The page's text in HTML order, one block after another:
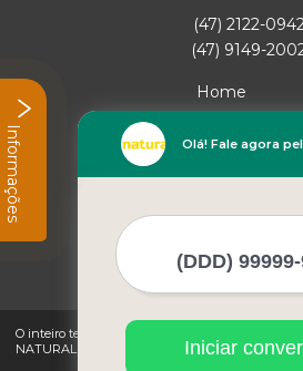
(47) 2122-
(47) 9149-
Home
Empresa
Missão
Mapa do site
O inteiro teor deste site está sujeito à proteção
NATURAL GAS (Lei 9610 de 19/02/1998)
Olá! Fale agora
Iniciar
Informações